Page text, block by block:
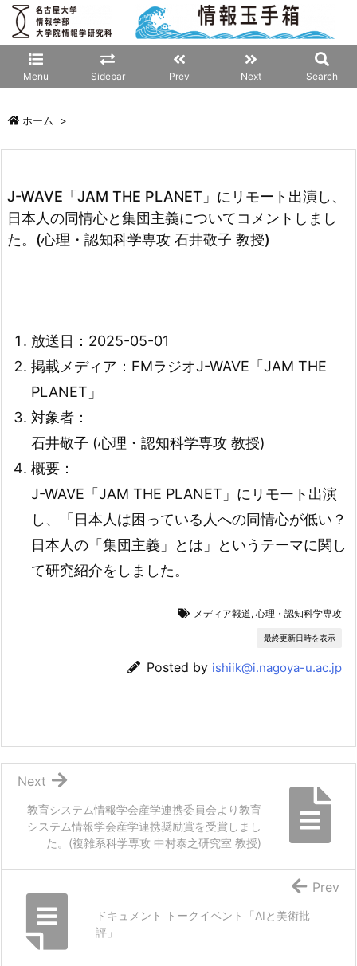
Menu Sidebar Prev Next Search
ホーム >
J-WAVE「JAM THE PLANET」にリモート出演し、
日本人の同情心と集団主義についてコメントしまし
た。(心理・認知科学専攻 石井敬子 教授)
放送日：2025-05-01
掲載メディア：FMラジオJ-WAVE「JAM THE
PLANET」
対象者：
石井敬子 (心理・認知科学専攻 教授)
概要：
J-WAVE「JAM THE PLANET」にリモート出演
し、「日本人は困っている人への同情心が低い？
日本人の「集団主義」とは」というテーマに関し
て研究紹介をしました。
メディア報道, 心理・認知科学専攻
最終更新日時を表示
Posted by ishiik@i.nagoya-u.ac.jp
教育システム情報学会産学連携委員会より教育
システム情報学会産学連携奨励賞を受賞しまし
た。(複雑系科学専攻 中村泰之研究室 教授)
Next
ドキュメント トークイベント「AIと美術批
評」
Prev